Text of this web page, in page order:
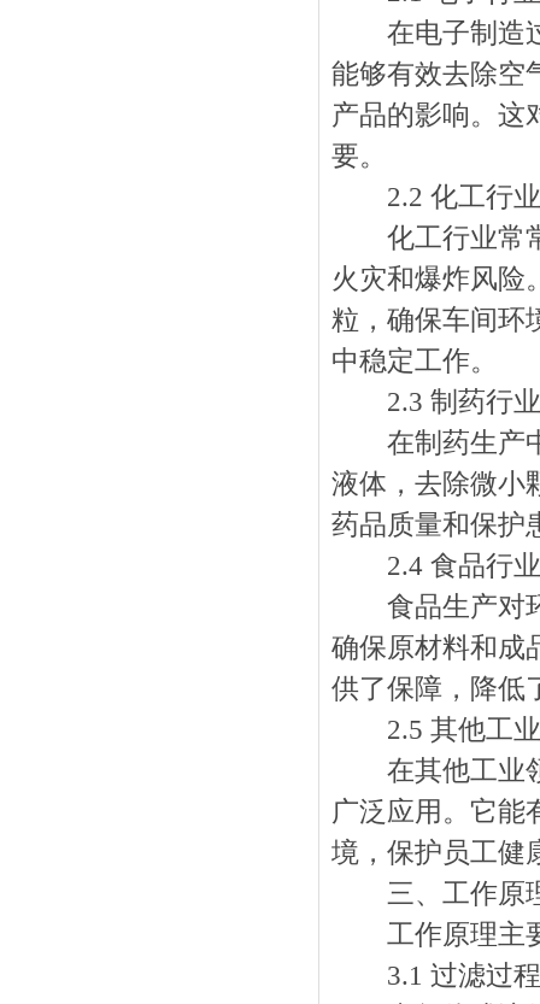
在电子制造过
能够有效去除空
产品的影响。这
要。
2.2 化工行业
化工行业常常
火灾和爆炸风险
粒，确保车间环
中稳定工作。
2.3 制药行业
在制药生产中
液体，去除微小
药品质量和保护
2.4 食品行业
食品生产对环
确保原材料和成
供了保障，降低
2.5 其他工业
在其他工业领
广泛应用。它能
境，保护员工健
三、工作原
工作原理主要
3.1 过滤过程